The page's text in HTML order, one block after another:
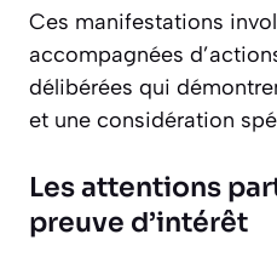
Ces manifestations
accompagnées
délibérées qui
et une considération
Les attentions
preuve d’intérêt